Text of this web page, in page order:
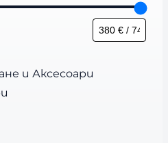
и Аксесоари